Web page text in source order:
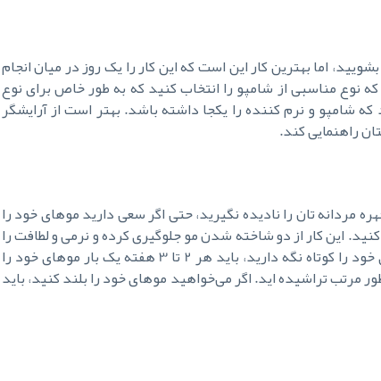
اما بهترین کار این است که این کار را یک روز در میان انجام
مناسبی از شامپو را انتخاب کنید که به طور خاص برای نوع
شامپو و نرم کننده را یکجا داشته باشد. بهتر است از آرایشگر
راهنمایی کند.
مردانه تان را نادیده نگیرید، حتی اگر سعی دارید موهای خود را
این کار از دو شاخته شدن مو جلوگیری کرده و نرمی و لطافت را
برای موهای شما به ارمغان می‌آورد. اگر می‌خواهید موهای خود را کوتاه نگه دارید، باید هر 2 تا 3 هفته یک بار موهای خود را
تراشیده اید. اگر می‌خواهید موهای خود را بلند کنید، باید